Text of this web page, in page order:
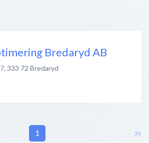
Bredaryd AB
, 333 72 Bredaryd
1